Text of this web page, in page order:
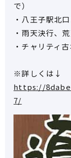
で）
・八王子駅北
・雨天決行、
・チャリティ
※詳しくは↓
https://
7/